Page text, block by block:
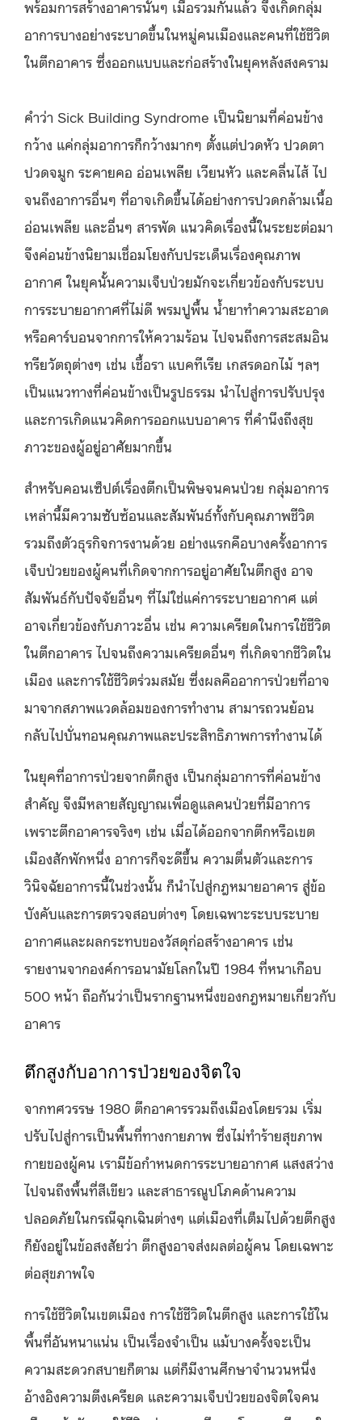
พร้อมการสร้างอาคารนั้นๆ เมื่อรวมกันแล้ว จึงเกิดกลุ่ม
อาการบางอย่างระบาดขึ้นในหมู่คนเมืองและคนที่ใช้ชีวิต
ในตึกอาคาร ซึ่งออกแบบและก่อสร้างในยุคหลังสงคราม
คำว่า Sick Building Syndrome เป็นนิยามที่ค่อนข้าง
กว้าง แค่กลุ่มอาการก็กว้างมากๆ ตั้งแต่ปวดหัว ปวดตา
ปวดจมูก ระคายคอ อ่อนเพลีย เวียนหัว และคลื่นไส้ ไป
จนถึงอาการอื่นๆ ที่อาจเกิดขึ้นได้อย่างการปวดกล้ามเนื้อ
อ่อนเพลีย และอื่นๆ สารพัด แนวคิดเรื่องนี้ในระยะต่อมา
จึงค่อนข้างนิยามเชื่อมโยงกับประเด็นเรื่องคุณภาพ
อากาศ ในยุคนั้นความเจ็บป่วยมักจะเกี่ยวข้องกับระบบ
การระบายอากาศที่ไม่ดี พรมปูพื้น น้ำยาทำความสะอาด
หรือคาร์บอนจากการให้ความร้อน ไปจนถึงการสะสมอิน
ทรียวัตถุต่างๆ เช่น เชื้อรา แบคทีเรีย เกสรดอกไม้ ฯลฯ
เป็นแนวทางที่ค่อนข้างเป็นรูปธรรม นำไปสู่การปรับปรุง
และการเกิดแนวคิดการออกแบบอาคาร ที่คำนึงถึงสุข
ภาวะของผู้อยู่อาศัยมากขึ้น
สำหรับคอนเซ็ปต์เรื่องตึกเป็นพิษจนคนป่วย กลุ่มอาการ
เหล่านี้มีความซับซ้อนและสัมพันธ์ทั้งกับคุณภาพชีวิต
รวมถึงตัวธุรกิจการงานด้วย อย่างแรกคือบางครั้งอาการ
เจ็บป่วยของผู้คนที่เกิดจากการอยู่อาศัยในตึกสูง อาจ
สัมพันธ์กับปัจจัยอื่นๆ ที่ไม่ใช่แค่การระบายอากาศ แต่
อาจเกี่ยวข้องกับภาวะอื่น เช่น ความเครียดในการใช้ชีวิต
ในตึกอาคาร ไปจนถึงความเครียดอื่นๆ ที่เกิดจากชีวิตใน
เมือง และการใช้ชีวิตร่วมสมัย ซึ่งผลคืออาการป่วยที่อาจ
มาจากสภาพแวดล้อมของการทำงาน สามารถวนย้อน
กลับไปบั่นทอนคุณภาพและประสิทธิภาพการทำงานได้
ในยุคที่อาการป่วยจากตึกสูง เป็นกลุ่มอาการที่ค่อนข้าง
สำคัญ จึงมีหลายสัญญาณเพื่อดูแลคนป่วยที่มีอาการ
เพราะตึกอาคารจริงๆ เช่น เมื่อได้ออกจากตึกหรือเขต
เมืองสักพักหนึ่ง อาการก็จะดีขึ้น ความตื่นตัวและการ
วินิจฉัยอาการนี้ในช่วงนั้น ก็นำไปสู่กฎหมายอาคาร สู่ข้อ
บังคับและการตรวจสอบต่างๆ โดยเฉพาะระบบระบาย
อากาศและผลกระทบของวัสดุก่อสร้างอาคาร เช่น
รายงานจากองค์การอนามัยโลกในปี 1984 ที่หนาเกือบ
500 หน้า ถือกันว่าเป็นรากฐานหนึ่งของกฎหมายเกี่ยวกับ
อาคาร
ตึกสูงกับอาการป่วยของจิตใจ
จากทศวรรษ 1980 ตึกอาคารรวมถึงเมืองโดยรวม เริ่ม
ปรับไปสู่การเป็นพื้นที่ทางกายภาพ ซึ่งไม่ทำร้ายสุขภาพ
กายของผู้คน เรามีข้อกำหนดการระบายอากาศ แสงสว่าง
ไปจนถึงพื้นที่สีเขียว และสาธารณูปโภคด้านความ
ปลอดภัยในกรณีฉุกเฉินต่างๆ แต่เมืองที่เต็มไปด้วยตึกสูง
ก็ยังอยู่ในข้อสงสัยว่า ตึกสูงอาจส่งผลต่อผู้คน โดยเฉพาะ
ต่อสุขภาพใจ
การใช้ชีวิตในเขตเมือง การใช้ชีวิตในตึกสูง และการใช้ใน
พื้นที่อันหนาแน่น เป็นเรื่องจำเป็น แม้บางครั้งจะเป็น
ความสะดวกสบายก็ตาม แต่ก็มีงานศึกษาจำนวนหนึ่ง
อ้างอิงความตึงเครียด และความเจ็บป่วยของจิตใจคน